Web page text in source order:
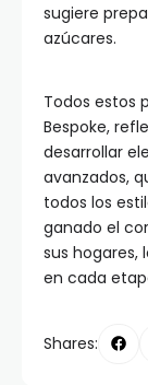
sugiere
azúcares.
Todos estos
Bespoke,
desarrollar
avanzados,
todos los
ganado el
sus hogares,
en cada
Shares: